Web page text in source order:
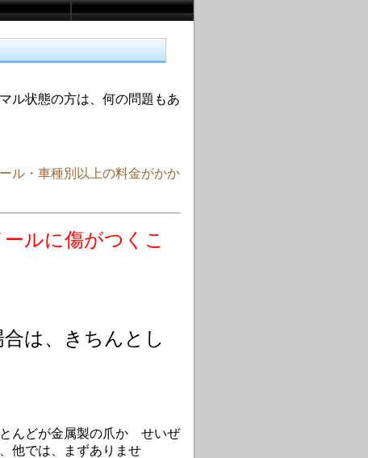
ル状態の方は、何の問題もあ
ル・車種別以上の料金がかか
ルに傷がつくこ
は、きちんとし
んどが金属製の爪か せいぜ
他では、まずありませ